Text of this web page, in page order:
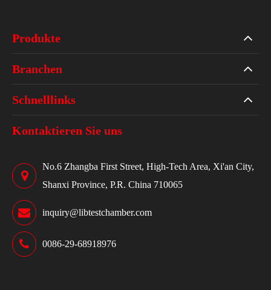
Produkte
Branchen
Schnelllinks
Kontaktieren Sie uns
No.6 Zhangba First Street, High-Tech Area, Xi'an City,
Shanxi Province, P.R. China 710065
inquiry@libtestchamber.com
0086-29-68918976